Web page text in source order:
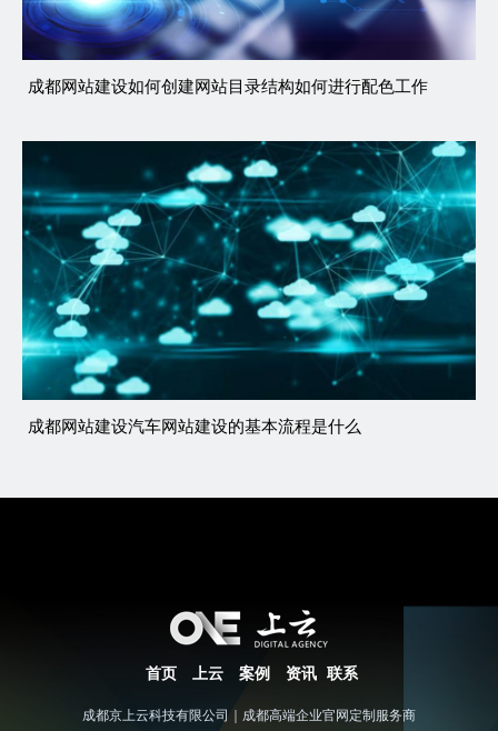
成都网站建设如何创建网站目录结构如何进行配色工作
成都网站建设汽车网站建设的基本流程是什么
首页 上云 案例 资讯 联系
成都京上云科技有限公司｜成都高端企业官网定制服务商